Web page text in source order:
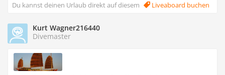
Du kannst deinen Urlaub direkt auf diesem
Liveaboard buchen
Kurt Wagner216440
Divemaster